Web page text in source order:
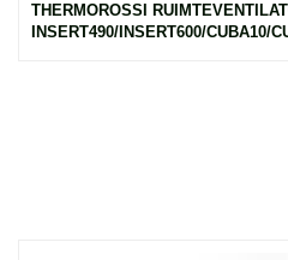
THERMOROSSI
INSERT490/INSERT600/CUBA10/